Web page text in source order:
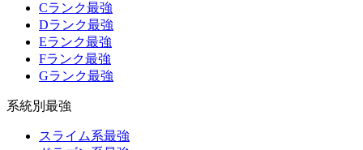
Cランク最強
Dランク最強
Eランク最強
Fランク最強
Gランク最強
系統別最強
スライム系最強